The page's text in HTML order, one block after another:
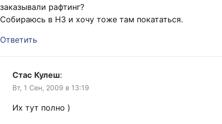
заказывали рафтинг?
Собираюсь в НЗ и хочу тоже там покататься.
Ответить
Стас Кулеш:
Вт, 1 Сен, 2009 в 13:19
Их тут полно )